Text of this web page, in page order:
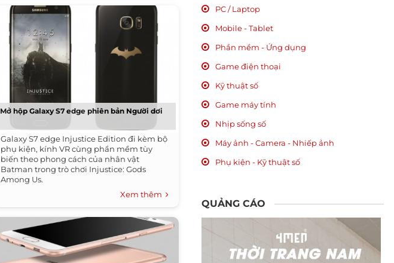
Mở hộp Galaxy S7 edge phiên bản Người dơi
Galaxy S7 edge Injustice Edition đi kèm bộ
phụ kiện, kính VR cùng phần mềm tùy
biến theo phong cách của nhân vật
Batman trong trò chơi Injustice: Gods
Among Us.
Xem thêm
PC / Laptop
Mobile - Tablet
Phần mềm - Ứng dụng
Game điện thoại
Kỹ thuật số
Game máy tính
Nhịp sống số
Máy ảnh - Camera - Nhiếp ảnh
Phụ kiện - Kỹ thuật số
QUẢNG CÁO